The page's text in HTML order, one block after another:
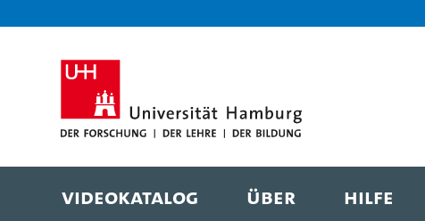
Videokatalog Über Hilfe